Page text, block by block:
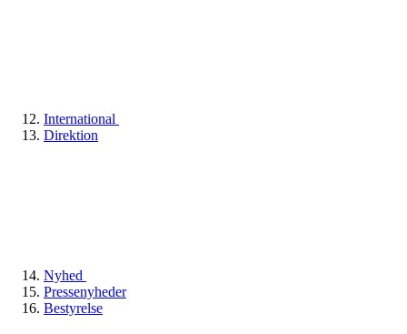
International
Direktion
Nyhed
Pressenyheder
Bestyrelse